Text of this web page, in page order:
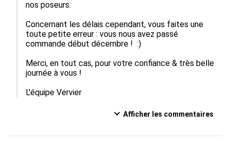
nos poseurs.
Concernant les délais cependant, vous faites une
toute petite erreur : vous nous avez passé
commande début décembre !  :)
Merci, en tout cas, pour votre confiance & très belle
journée à vous !
L'équipe Vervier
Afficher les commentaires